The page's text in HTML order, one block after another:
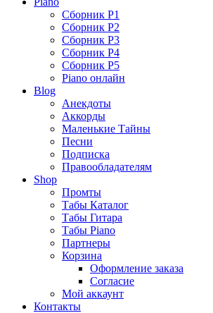
Сборник P1
Сборник P2
Сборник P3
Сборник P4
Сборник P5
Piano онлайн
Blog
Анекдоты
Аккорды
Маленькие Тайны
Песни
Подписка
Правообладателям
Shop
Промты
Табы Каталог
Табы Гитара
Табы Piano
Партнеры
Корзина
Оформление заказа
Согласие
Мой аккаунт
Контакты